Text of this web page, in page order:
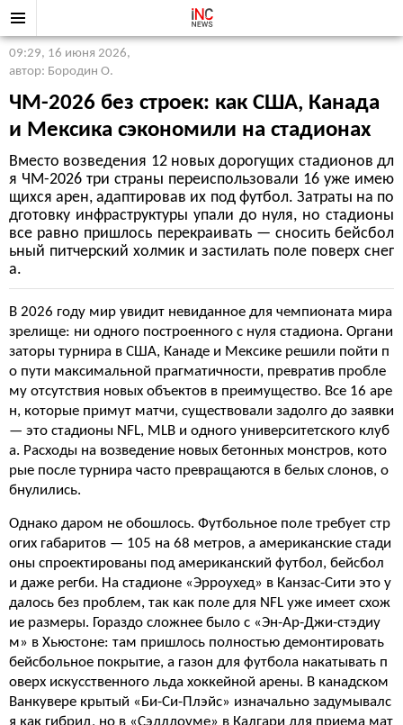
09:29, 16 июня 2026,
автор: Бородин О.
ЧМ-2026 без строек: как США, Канада
и Мексика сэкономили на стадионах
Вместо возведения 12 новых дорогущих стадионов дл
я ЧМ-2026 три страны переиспользовали 16 уже имею
щихся арен, адаптировав их под футбол. Затраты на по
дготовку инфраструктуры упали до нуля, но стадионы
все равно пришлось перекраивать — сносить бейсбол
ьный питчерский холмик и застилать поле поверх снег
а.
В 2026 году мир увидит невиданное для чемпионата мира
зрелище: ни одного построенного с нуля стадиона. Органи
заторы турнира в США, Канаде и Мексике решили пойти п
о пути максимальной прагматичности, превратив пробле
му отсутствия новых объектов в преимущество. Все 16 аре
н, которые примут матчи, существовали задолго до заявки
— это стадионы NFL, MLB и одного университетского клуб
а. Расходы на возведение новых бетонных монстров, кото
рые после турнира часто превращаются в белых слонов, о
бнулились.
Однако даром не обошлось. Футбольное поле требует стр
огих габаритов — 105 на 68 метров, а американские стади
оны спроектированы под американский футбол, бейсбол
и даже регби. На стадионе «Эрроухед» в Канзас-Сити это у
далось без проблем, так как поле для NFL уже имеет схож
ие размеры. Гораздо сложнее было с «Эн-Ар-Джи-стэдиу
м» в Хьюстоне: там пришлось полностью демонтировать
бейсбольное покрытие, а газон для футбола накатывать п
оверх искусственного льда хоккейной арены. В канадском
Ванкувере крытый «Би-Си-Плэйс» изначально задумывалс
я как гибрид, но в «Сэдлдоуме» в Калгари для приема мат